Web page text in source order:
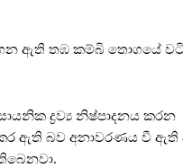
ඇති තඹ කම්බි තොගයේ
ද්‍රව්‍ය නිෂ්පාදනය කරන
කර ඇති බව අනාවරණය වී ඇති